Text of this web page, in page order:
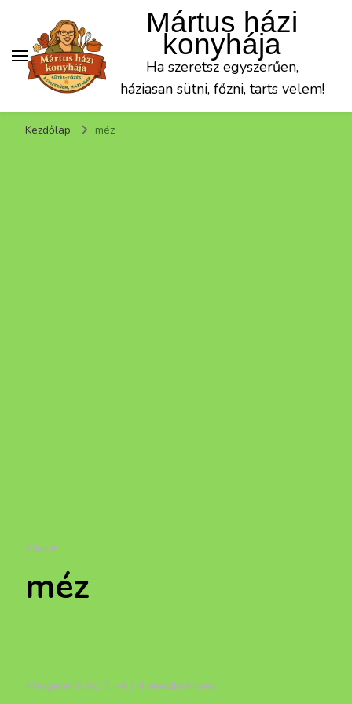
Mártus házi
konyhája
Ha szeretsz egyszerűen,
háziasan sütni, főzni, tarts velem!
Kezdőlap méz
CÍMKE
méz
Megjelenítés: 1 -4 / 4 eredmények